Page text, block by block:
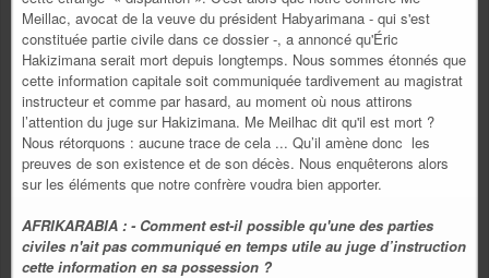
Meillac, avocat de la veuve du président Habyarimana - qui s'est
constituée partie civile dans ce dossier -, a annoncé qu'Éric
Hakizimana serait mort depuis longtemps. Nous sommes étonnés que
cette information capitale soit communiquée tardivement au magistrat
instructeur et comme par hasard, au moment où nous attirons
l’attention du juge sur Hakizimana. Me Meilhac dit qu'il est mort ?
Nous rétorquons : aucune trace de cela ... Qu’il amène donc les
preuves de son existence et de son décès. Nous enquêterons alors
sur les éléments que notre confrère voudra bien apporter.
AFRIKARABIA : - Comment est-il possible qu'une des parties
civiles n'ait pas communiqué en temps utile au juge d’instruction
cette information en sa possession ?